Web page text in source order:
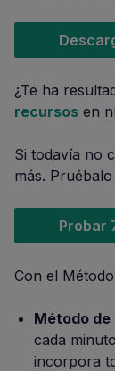
¿Te ha
recursos en
Si todavía no
más.
Probar
Con el
Método
cada
incorpora